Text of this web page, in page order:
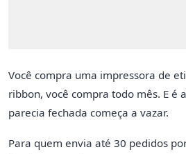
Você compra uma impressora de
ribbon, você compra todo mês. E é
parecia fechada começa a vazar.
Para quem envia até 30 pedidos